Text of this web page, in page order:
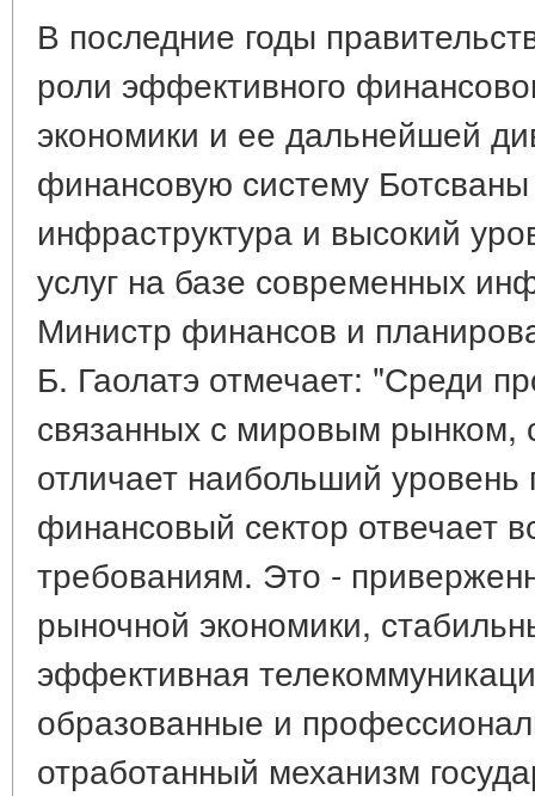
В последние годы
роли эффективного
экономики и ее дальнейшей
финансовую систему
инфраструктура и высокий
услуг на базе современных
Министр финансов и
Б. Гаолатэ отмечает: "Среди
связанных с мировым рынком,
отличает наибольший
финансовый сектор отвечает
требованиям. Это -
рыночной экономики,
эффективная
образованные и
отработанный механизм